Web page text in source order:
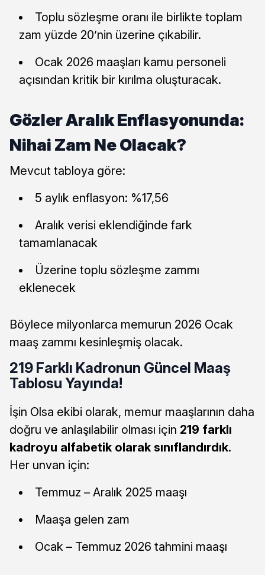
Toplu sözleşme oranı ile birlikte toplam
zam yüzde 20’nin üzerine çıkabilir.
Ocak 2026 maaşları kamu personeli
açısından kritik bir kırılma oluşturacak.
Gözler Aralık Enflasyonunda:
Nihai Zam Ne Olacak?
Mevcut tabloya göre:
5 aylık enflasyon: %17,56
Aralık verisi eklendiğinde fark
tamamlanacak
Üzerine toplu sözleşme zammı
eklenecek
Böylece milyonlarca memurun 2026 Ocak
maaş zammı kesinleşmiş olacak.
219 Farklı Kadronun Güncel Maaş
Tablosu Yayında!
İşin Olsa ekibi olarak, memur maaşlarının daha
doğru ve anlaşılabilir olması için 219 farklı
kadroyu alfabetik olarak sınıflandırdık.
Her unvan için:
Temmuz – Aralık 2025 maaşı
Maaşa gelen zam
Ocak – Temmuz 2026 tahmini maaşı